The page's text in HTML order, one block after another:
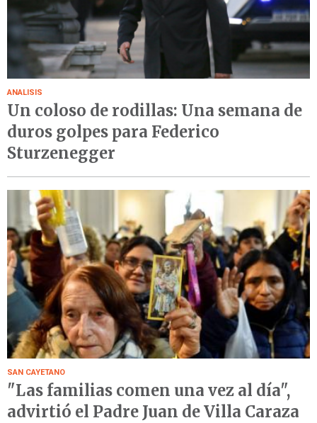
ANALISIS
Un coloso de rodillas: Una semana de
duros golpes para Federico
Sturzenegger
SAN CAYETANO
"Las familias comen una vez al día",
advirtió el Padre Juan de Villa Caraza